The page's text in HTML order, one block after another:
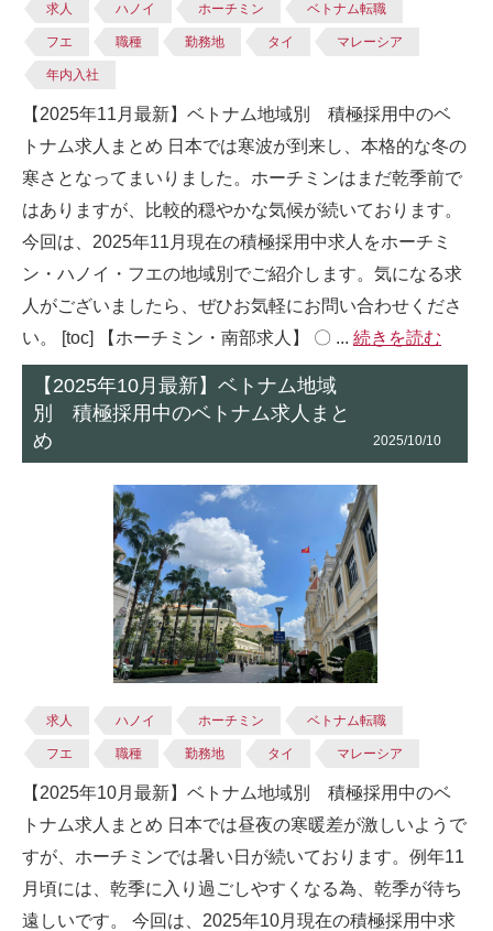
求人 ハノイ ホーチミン ベトナム転職
フエ 職種 勤務地 タイ マレーシア
年内入社
【2025年11月最新】ベトナム地域別 積極採用中のベ
トナム求人まとめ 日本では寒波が到来し、本格的な冬の
寒さとなってまいりました。ホーチミンはまだ乾季前で
はありますが、比較的穏やかな気候が続いております。
今回は、2025年11月現在の積極採用中求人をホーチミ
ン・ハノイ・フエの地域別でご紹介します。気になる求
人がございましたら、ぜひお気軽にお問い合わせくださ
い。 [toc] 【ホーチミン・南部求人】 〇 ... 続きを読む
【2025年10月最新】ベトナム地域
別 積極採用中のベトナム求人まと
め
2025/10/10
求人 ハノイ ホーチミン ベトナム転職
フエ 職種 勤務地 タイ マレーシア
【2025年10月最新】ベトナム地域別 積極採用中のベ
トナム求人まとめ 日本では昼夜の寒暖差が激しいようで
すが、ホーチミンでは暑い日が続いております。例年11
月頃には、乾季に入り過ごしやすくなる為、乾季が待ち
遠しいです。 今回は、2025年10月現在の積極採用中求